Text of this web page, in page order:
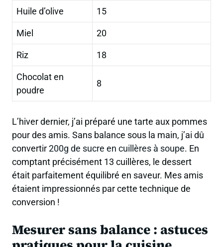
Huile d’olive 15
Miel 20
Riz 18
Chocolat en
poudre
8
L’hiver dernier, j’ai préparé une tarte aux pommes
pour des amis. Sans balance sous la main, j’ai dû
convertir200g de sucre en cuillères à soupe. En
comptant précisément 13 cuillères, le dessert
était parfaitement équilibré en saveur. Mes amis
étaient impressionnés par cette technique de
conversion !
Mesurer sans balance : astuces